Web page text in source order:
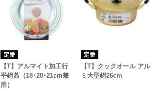
定番
【T】アルマイト加工行
平鍋蓋（18･20･21cm兼
用）
定番
【T】クックオール アル
ミ大型鍋26cm